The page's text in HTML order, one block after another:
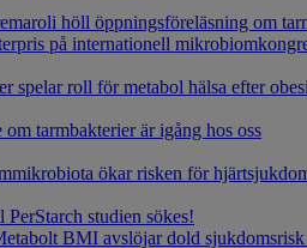
höll öppningsföreläsning om
på internationell
spelar roll för metabol hälsa efter
tarmbakterier är igång hos oss
ökar risken för
PerStarch studien sökes!
BMI avslöjar dold